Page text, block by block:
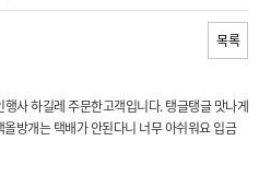
목록
사 하길레 주문한고객입니다. 탱글탱글 맛나게
방개는 택배가 안된다니 너무 아쉬워요 입금